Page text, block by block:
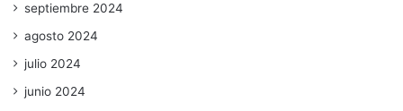
septiembre 2024
agosto 2024
julio 2024
junio 2024